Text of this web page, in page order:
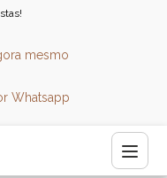
mesmo
Whatsapp